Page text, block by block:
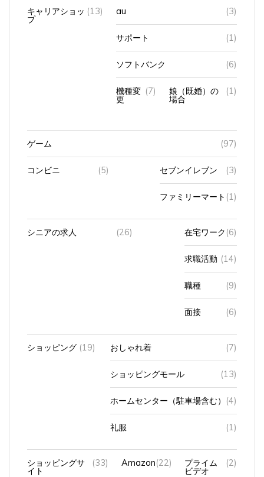
キャリアショッ
プ
(13) (3)
サポート (1)
ソフトバンク (6)
機種変
更
(7) 娘（既婚）の
場合
(1)
ゲーム (97)
コンビニ (5) セブンイレブン (3)
ファミリーマート (1)
シニアの求人 (26) 在宅ワーク (6)
求職活動 (14)
職種 (9)
面接 (6)
ショッピング (19) おしゃれ着 (7)
ショッピングモール (13)
ホームセンター（駐車場含む） (4)
礼服 (1)
ショッピングサ
イト
(33) Amazon (22) プライム
ビデオ
(2)